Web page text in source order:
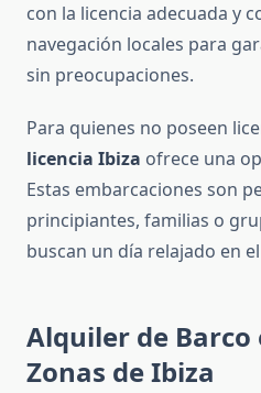
con la licencia adecuada y
navegación locales para
sin preocupaciones.
Para quienes no poseen
licencia Ibiza ofrece una
Estas embarcaciones son
principiantes, familias o
buscan un día relajado en
Alquiler de
Zonas de Ibiza